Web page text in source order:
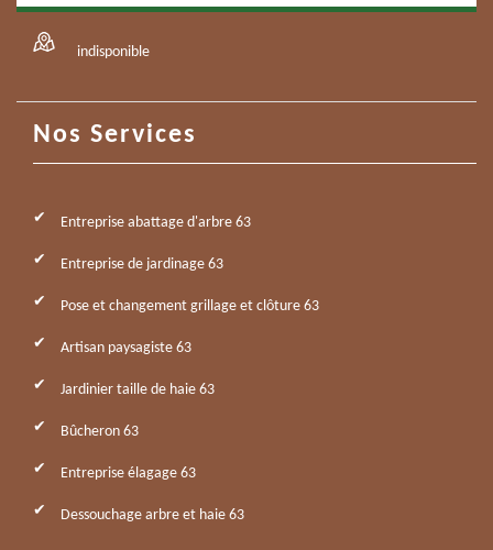
indisponible
Nos Services
Entreprise abattage d'arbre 63
Entreprise de jardinage 63
Pose et changement grillage et clôture 63
Artisan paysagiste 63
Jardinier taille de haie 63
Bûcheron 63
Entreprise élagage 63
Dessouchage arbre et haie 63